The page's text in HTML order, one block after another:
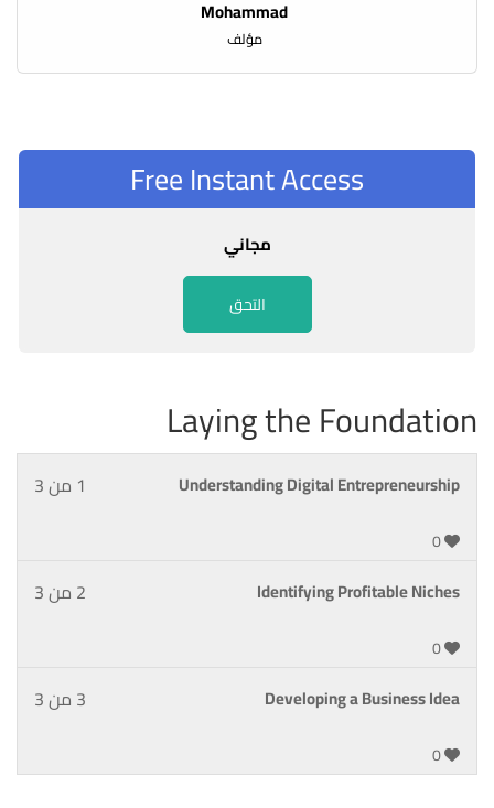
Mohammad
مؤلف
Free Instant Access
مجاني
التحق
Laying the Foundation
1 من 3 Understanding Digital Entrepreneurship
0
2 من 3 Identifying Profitable Niches
0
3 من 3 Developing a Business Idea
0